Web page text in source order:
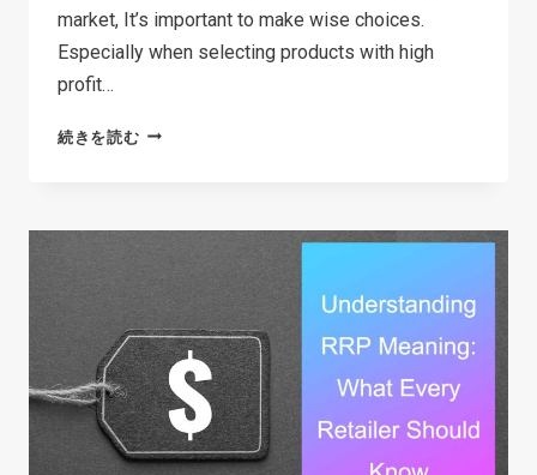
market, It’s important to make wise choices.
Especially when selecting products with high
profit…
続きを読むTOP
PRODUCTS
PROFIT
MARGIN
IN
2026